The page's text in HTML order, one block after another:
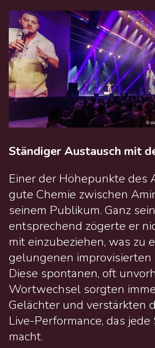
Ständiger Austausch mit
Einer der Höhepunkte des
gute Chemie zwischen
seinem Publikum. Ganz
entsprechend zögerte er
mit einzubeziehen, was zu
gelungenen
Diese spontanen, oft
Wortwechsel sorgten
Gelächter und verstärkten
Live-Performance, das
macht.